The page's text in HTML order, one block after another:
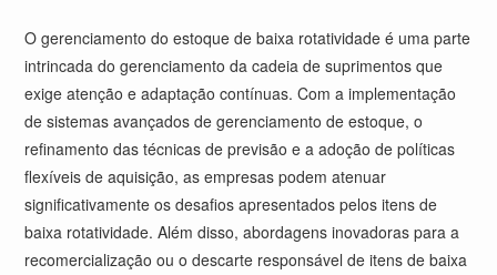
O gerenciamento do estoque de baixa rotatividade é uma parte
intrincada do gerenciamento da cadeia de suprimentos que
exige atenção e adaptação contínuas. Com a implementação
de sistemas avançados de gerenciamento de estoque, o
refinamento das técnicas de previsão e a adoção de políticas
flexíveis de aquisição, as empresas podem atenuar
significativamente os desafios apresentados pelos itens de
baixa rotatividade. Além disso, abordagens inovadoras para a
recomercialização ou o descarte responsável de itens de baixa